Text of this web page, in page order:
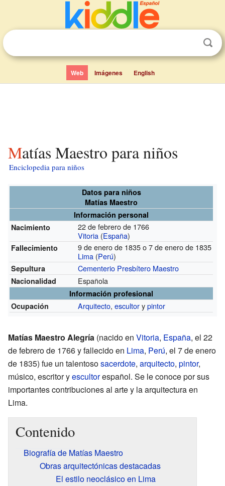
Web Imágenes English
Matías Maestro para niños
Enciclopedia para niños
Datos para niños
Matías Maestro
Información personal
Nacimiento
22 de febrero de 1766
Vitoria (España)
Fallecimiento
9 de enero de 1835 o 7 de enero de 1835
Lima (Perú)
Sepultura Cementerio Presbítero Maestro
Nacionalidad Española
Información profesional
Ocupación
Arquitecto,escultorypintor
Matías Maestro Alegría (nacido en Vitoria, España, el 22
de febrero de 1766 y fallecido en Lima, Perú, el 7 de enero
de 1835) fue un talentososacerdote, arquitecto, pintor,
músico, escritor yescultorespañol. Se le conoce por sus
importantes contribuciones al arte y la arquitectura en
Lima.
Contenido
Biografía de Matías Maestro
Obras arquitectónicas destacadas
El estilo neoclásico en Lima